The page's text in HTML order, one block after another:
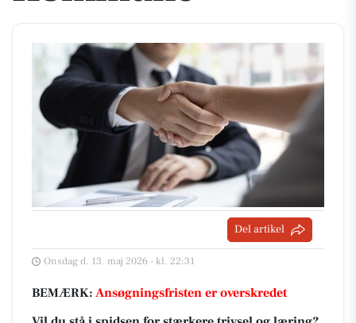
Del artikel
Onsdag d. 13. maj 2026 - kl. 22:31
BEMÆRK: Ansøgningsfristen er overskredet